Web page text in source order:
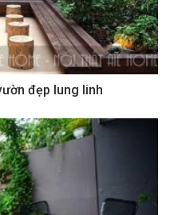
đẹp lung linh